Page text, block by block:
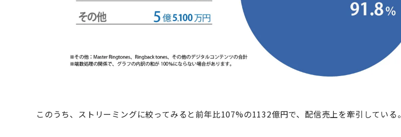
このうち、ストリーミングに絞ってみると前年比107%の1132億円で、配信売上を牽引している。